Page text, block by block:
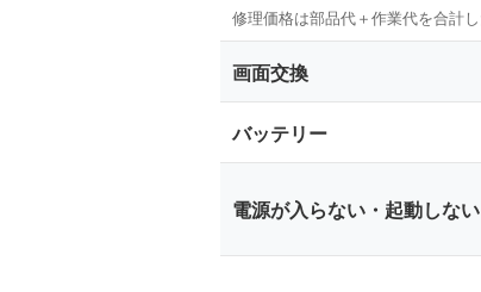
画面交換
バッテリー
電源が入らない・起動しない